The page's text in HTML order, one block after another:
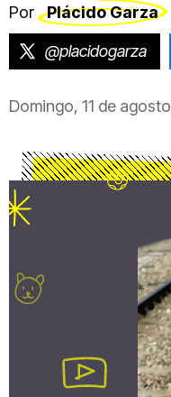
Por Plácido Garza
@placidogarza
Domingo, 11 de